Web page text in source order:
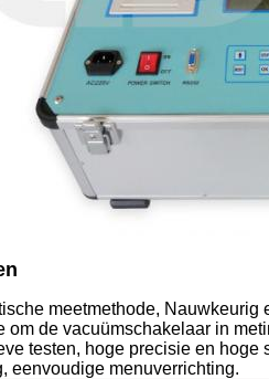
meetmethode, Nauwkeurig
om de vacuümschakelaar in
testen, hoge precisie en hoge
eenvoudige menuverrichting.